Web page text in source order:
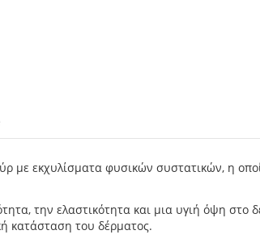
με εκχυλίσματα φυσικών συστατικών, η
την ελαστικότητα και μια υγιή όψη στο
κατάσταση του δέρματος.